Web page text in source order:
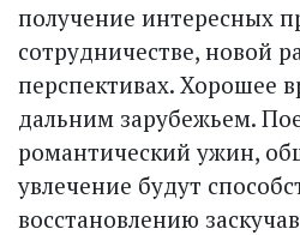
получение интересных
сотрудничестве, новой
перспективах. Хорошее
дальним зарубежьем.
романтический ужин,
увлечение будут
восстановлению